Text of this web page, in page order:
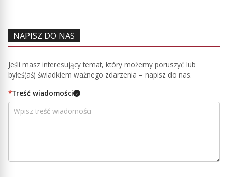
NAPISZ DO NAS
Jeśli masz interesujący temat, który możemy poruszyć lub
byłeś(aś) świadkiem ważnego zdarzenia – napisz do nas.
*Treść wiadomości i